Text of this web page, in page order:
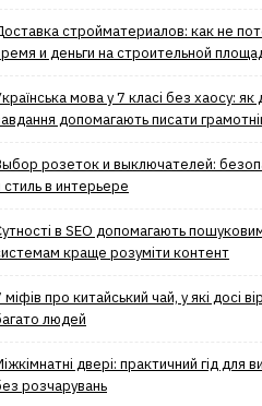
стройматериалов: как не
и деньги на строительной
мова у 7 класі без хаосу: як
допомагають писати
розеток и выключателей:
стиль в интерьере
в SEO допомагають
краще розуміти контент
міфів про китайський чай, у які досі
людей
двері: практичний гід для
розчарувань